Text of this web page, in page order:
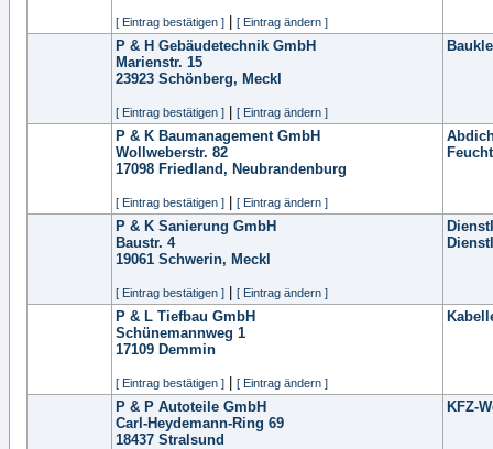
[ Eintrag bestätigen ] [ Eintrag ändern ]
P & H Gebäudetechnik GmbH
Marienstr. 15
23923 Schönberg, Meckl
[ Eintrag bestätigen ] [ Eintrag ändern ]
P & K Baumanagement GmbH
Wollweberstr. 82
17098 Friedland, Neubrandenburg
[ Eintrag bestätigen ] [ Eintrag ändern ]
P & K Sanierung GmbH
Baustr. 4
19061 Schwerin, Meckl
[ Eintrag bestätigen ] [ Eintrag ändern ]
P & L Tiefbau GmbH
Schünemannweg 1
17109 Demmin
[ Eintrag bestätigen ] [ Eintrag ändern ]
P & P Autoteile GmbH
Carl-Heydemann-Ring 69
18437 Stralsund
KFZ-